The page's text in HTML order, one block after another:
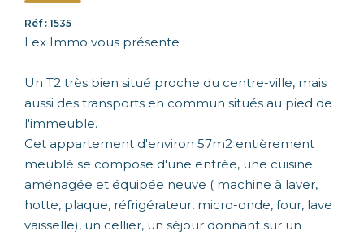
Réf : 1535
Lex Immo vous présente :
Un T2 très bien situé proche du centre-ville, mais
aussi des transports en commun situés au pied de
l'immeuble.
Cet appartement d'environ 57m2 entièrement
meublé se compose d'une entrée, une cuisine
aménagée et équipée neuve ( machine à laver,
hotte, plaque, réfrigérateur, micro-onde, four, lave
vaisselle), un cellier, un séjour donnant sur un